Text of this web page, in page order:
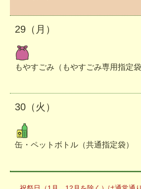
29（月）
もやすごみ（もやすごみ専用指定袋
30（火）
缶・ペットボトル（共通指定袋）